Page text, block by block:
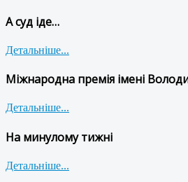
А суд іде…
Детальніше...
Міжнародна премія імені
Детальніше...
На минулому тижні
Детальніше...